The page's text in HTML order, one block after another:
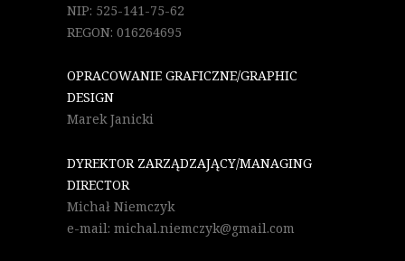
NIP: 525-141-75-62
REGON: 016264695
OPRACOWANIE GRAFICZNE/GRAPHIC
DESIGN
Marek Janicki
DYREKTOR ZARZĄDZAJĄCY/MANAGING
DIRECTOR
Michał Niemczyk
e-mail: michal.niemczyk@gmail.com